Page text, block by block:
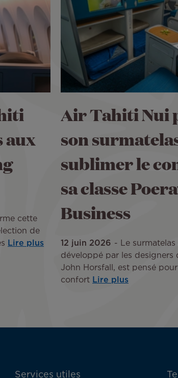
aux
cette
de
Lire plus
Air Tahiti Nui
son
sublimer le
sa classe
Business
12 juin 2026
Le
développé par les designers
John Horsfall, est pensé
confort Lire plus
Services utiles